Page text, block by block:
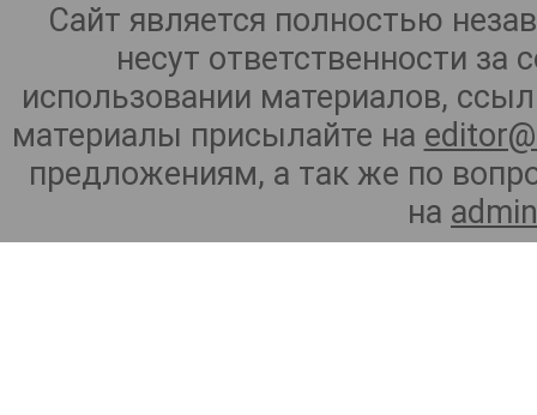
Сайт является полностью
несут ответственности
использовании материалов,
материалы присылайте на
предложениям, а так же по
на